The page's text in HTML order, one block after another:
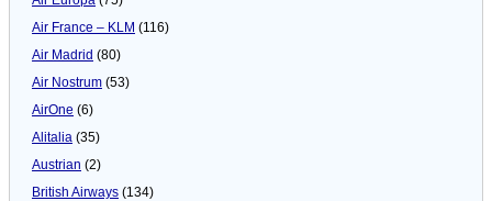
Air France – KLM (116)
Air Madrid (80)
Air Nostrum (53)
AirOne (6)
Alitalia (35)
Austrian (2)
British Airways (134)